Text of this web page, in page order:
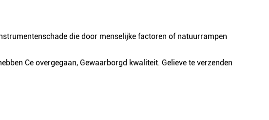
die door menselijke factoren of natuurrampen
Ce overgegaan, Gewaarborgd kwaliteit. Gelieve te verzenden